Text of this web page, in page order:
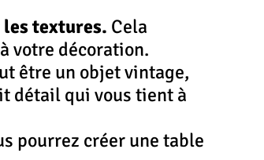
les textures. Cela
votre décoration.
être un objet vintage,
détail qui vous tient à
pourrez créer une table